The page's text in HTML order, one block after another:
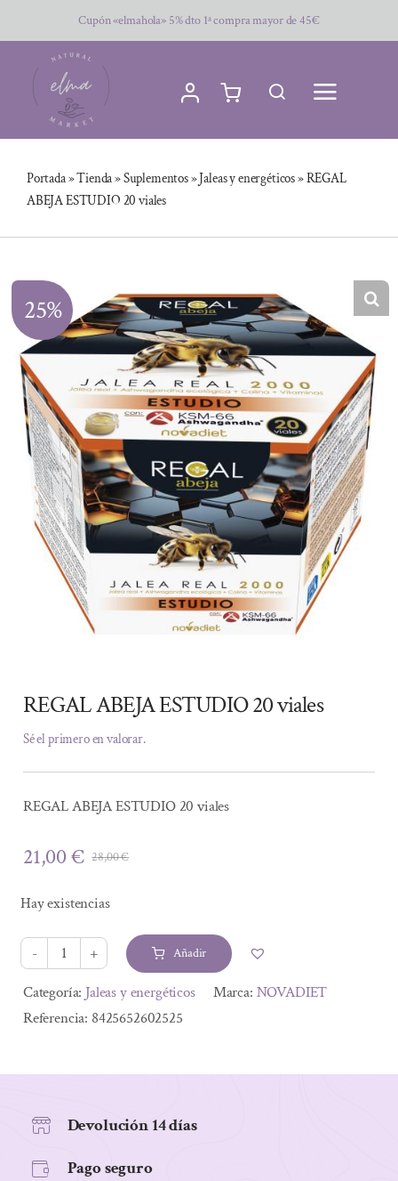
al
contenido
Cupón «elmahola» 5% dto 1ª compra mayor de 45€
Portada»Tienda»Suplementos»Jaleas y energéticos»REGAL
ABEJA ESTUDIO 20 viales
25%
REGAL ABEJA ESTUDIO 20 viales
Sé el primero en valorar.
REGAL ABEJA ESTUDIO 20 viales
28,00€El
era:
28,00 €.
21,00€
El
es:
21,00 €.
Hay existencias
REGAL
ABEJA
ESTUDIO
Añadir
Alternative:
Categoría: Jaleas y energéticos Marca: NOVADIET
Referencia: 8425652602525
Devolución 14 días
Pago seguro